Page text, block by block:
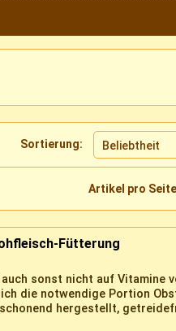
Sortierung:
Artikel pro
Fütterung
sonst nicht auf Vitamine
die notwendige Portion
hergestellt,